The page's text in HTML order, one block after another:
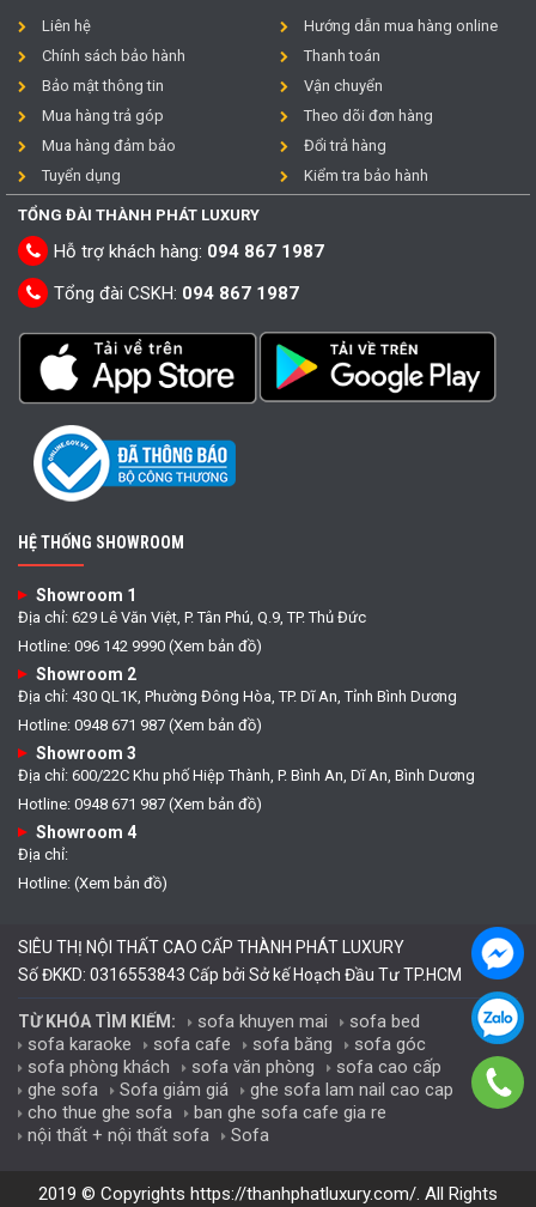
Liên hệ
Chính sách bảo hành
Bảo mật thông tin
Mua hàng trả góp
Mua hàng đảm bảo
Tuyển dụng
Hướng dẫn mua hàng online
Thanh toán
Vận chuyển
Theo dõi đơn hàng
Đổi trả hàng
Kiểm tra bảo hành
TỔNG ĐÀI THÀNH PHÁT LUXURY
Hỗ trợ khách hàng: 094 867 1987
Tổng đài CSKH: 094 867 1987
HỆ THỐNG SHOWROOM
Showroom 1
Địa chỉ: 629 Lê Văn Việt, P. Tân Phú, Q.9, TP. Thủ Đức
Hotline: 096 142 9990 (Xem bản đồ)
Showroom 2
Địa chỉ: 430 QL1K, Phường Đông Hòa, TP. Dĩ An, Tỉnh Bình Dương
Hotline: 0948 671 987 (Xem bản đồ)
Showroom 3
Địa chỉ: 600/22C Khu phố Hiệp Thành, P. Bình An, Dĩ An, Bình Dương
Hotline: 0948 671 987 (Xem bản đồ)
Showroom 4
Địa chỉ:
Hotline: (Xem bản đồ)
SIÊU THỊ NỘI THẤT CAO CẤP THÀNH PHÁT LUXURY
Số ĐKKD: 0316553843 Cấp bởi Sở kế Hoạch Đầu Tư TP.HCM
TỪ KHÓA TÌM KIẾM: sofa khuyen mai
sofa bed
sofa karaoke
sofa cafe sofa băng
sofa góc
sofa phòng khách
sofa văn phòng
sofa cao cấp
ghe sofa
Sofa giảm giá
ghe sofa lam nail cao cap
cho thue ghe sofa
ban ghe sofa cafe gia re
nội thất + nội thất sofa
Sofa
2019 © Copyrights https://thanhphatluxury.com/. All Rights